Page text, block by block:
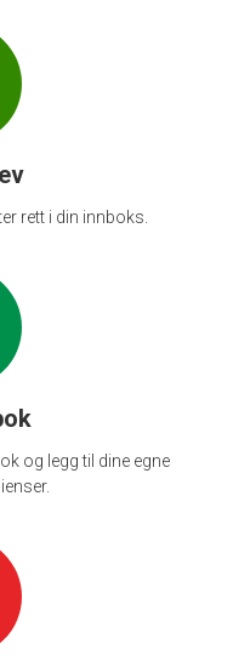
rett i din innboks.
og legg til dine egne